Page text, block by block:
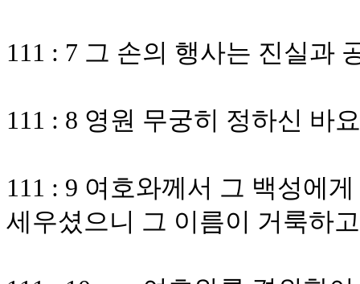
111 : 7 그 손의 행사는 진실과
111 : 8 영원 무궁히 정하신 바
111 : 9 여호와께서 그 백성에
세우셨으니 그 이름이 거룩하